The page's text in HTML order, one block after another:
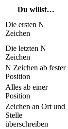
Du willst…
Die ersten N
Zeichen
Die letzten N
Zeichen
N Zeichen ab fester
Position
Alles ab einer
Position
Zeichen an Ort und
Stelle
überschreiben